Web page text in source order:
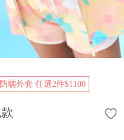
曬外套 任選2件$1100